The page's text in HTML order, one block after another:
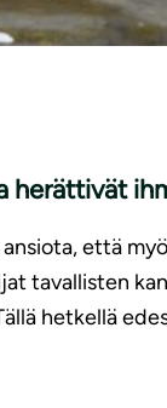
herättivät
että
tavallisten
hetkellä